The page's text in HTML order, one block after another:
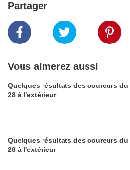
Partager
Vous aimerez aussi
Quelques résultats des coureurs du
28 à l'extérieur
Quelques résultats des coureurs du
28 à l'extérieur